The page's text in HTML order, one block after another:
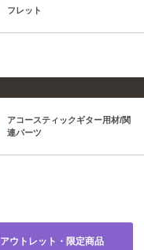
フレット
アコースティックギター用材/関
連パーツ
アウトレット・限定商品